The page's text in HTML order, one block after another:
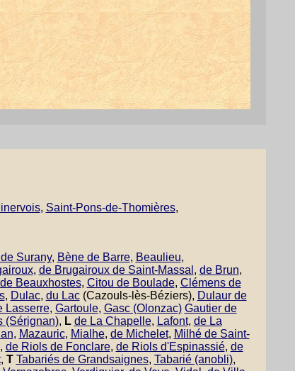
, Saint-Pons-de-Thomières,
Surany, Bène de Barre, Beaulieu,
, de Brugairoux de Saint-Massal , de Brun,
Beauxhostes, Citou de Boulade, Clémens de
, Dulac, du Lac(Cazouls-lès-Béziers), Dulaur de
Lasserre, Gartoule, Gasc (Olonzac) Gautier de
(Sérignan), L de La Chapelle, Lafont, de La
, Mazauric, Mialhe, de Michelet, Milhé de Saint-
, de Riols de Fonclare, de Riols d'Espinassié, de
, T Tabariés de Grandsaignes, Tabarié (anobli),